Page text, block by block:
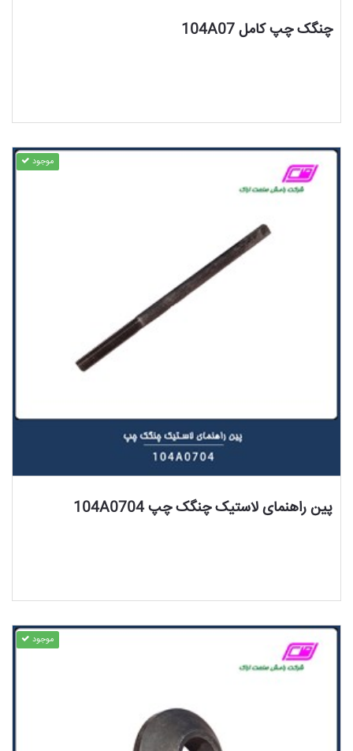
چنگک چپ کامل 104A07
پین راهنمای لاستیک چنگک چپ 104A0704
موجود
موجود